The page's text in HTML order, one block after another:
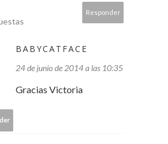
Responder
BABYCATFACE
24 de junio de 2014 a las 10:35
Gracias Victoria